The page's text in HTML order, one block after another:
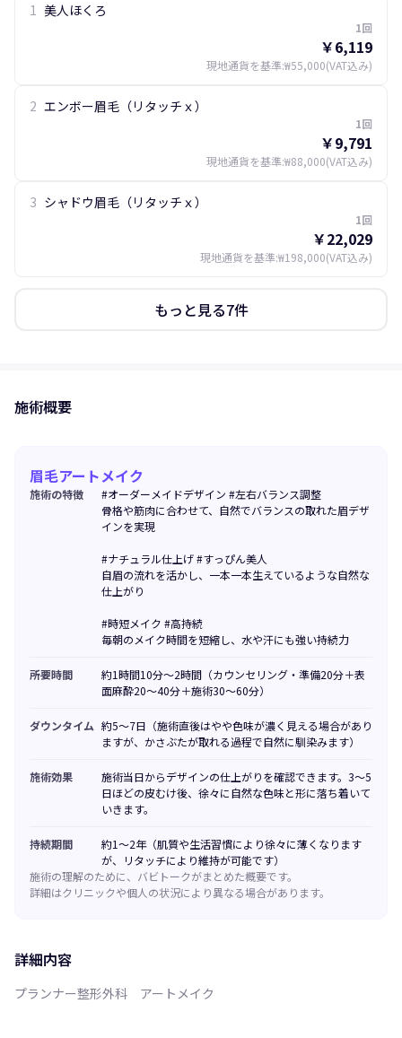
1 美人ほくろ
1回
￥6,119
現地通貨を基準:₩55,000(VAT込み)
2 エンボー眉毛（リタッチｘ）
1回
￥9,791
現地通貨を基準:₩88,000(VAT込み)
3 シャドウ眉毛（リタッチｘ）
1回
￥22,029
現地通貨を基準:₩198,000(VAT込み)
もっと見る7件
施術概要
眉毛アートメイク
施術の特徴
#オーダーメイドデザイン #左右バランス調整
骨格や筋肉に合わせて、自然でバランスの取れた眉デザ
インを実現
#ナチュラル仕上げ #すっぴん美人
自眉の流れを活かし、一本一本生えているような自然な
仕上がり
#時短メイク #高持続
毎朝のメイク時間を短縮し、水や汗にも強い持続力
所要時間
約1時間10分〜2時間（カウンセリング・準備20分＋表
面麻酔20〜40分＋施術30〜60分）
ダウンタイム 約5〜7日（施術直後はやや色味が濃く見える場合があり
ますが、かさぶたが取れる過程で自然に馴染みます）
施術効果
施術当日からデザインの仕上がりを確認できます。3〜5
日ほどの皮むけ後、徐々に自然な色味と形に落ち着いて
いきます。
持続期間
約1〜2年（肌質や生活習慣により徐々に薄くなります
が、リタッチにより維持が可能です）
施術の理解のために、バビトークがまとめた概要です。
詳細はクリニックや個人の状況により異なる場合があります。
詳細内容
プランナー整形外科 アートメイク